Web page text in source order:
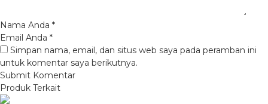
Nama Anda *
Email Anda *
Simpan nama, email, dan situs web saya pada peramban ini
untuk komentar saya berikutnya.
Produk Terkait